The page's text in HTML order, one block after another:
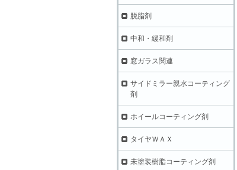
脱脂剤
中和・緩和剤
窓ガラス関連
サイドミラー親水コーティング
剤
ホイールコーティング剤
タイヤＷＡＸ
未塗装樹脂コーティング剤